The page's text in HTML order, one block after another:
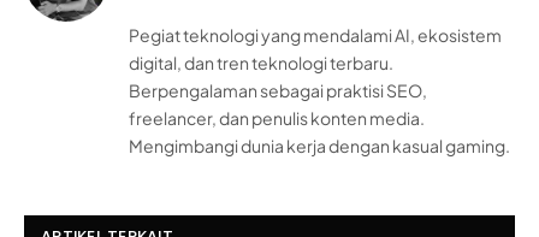
Pegiat teknologi yang mendalami AI, ekosistem
digital, dan tren teknologi terbaru.
Berpengalaman sebagai praktisi SEO,
freelancer, dan penulis konten media.
Mengimbangi dunia kerja dengan kasual gaming.